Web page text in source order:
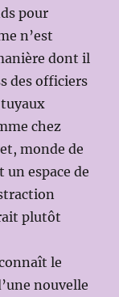
pour
n’est
dont il
des officiers
chez
monde de
espace de
plutôt
le
nouvelle